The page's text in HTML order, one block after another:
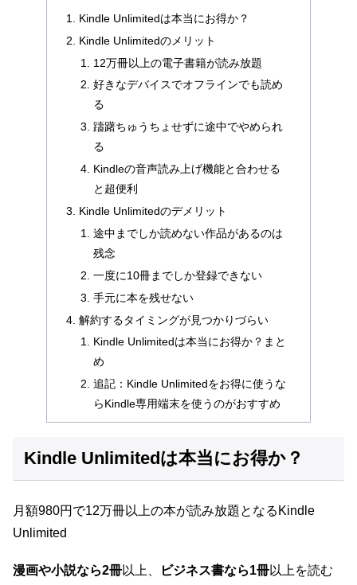
Kindle Unlimitedは本当にお得か？
Kindle Unlimitedのメリット
12万冊以上の電子書籍が読み放題
好きなデバイスでオフラインでも読め
る
躊躇ちゅうちょせずに途中でやめられ
る
Kindleの音声読み上げ機能と合わせる
と超便利
Kindle Unlimitedのデメリット
途中までしか読めない作品があるのは
残念
一度に10冊までしか登録できない
手元に本を残せない
解約するタイミングが見つかりづらい
Kindle Unlimitedは本当にお得か？まと
め
追記：Kindle Unlimitedをお得に使うな
らKindle専用端末を使うのがおすすめ
Kindle Unlimitedは本当にお得か？
月額980円で12万冊以上の本が読み放題となるKindle
Unlimited
漫画や小説なら2冊以上、 ビジネス書なら1冊以上を読む